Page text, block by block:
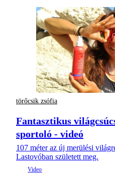
törőcsik zsófia
Fantasztikus
sportoló - videó
107 méter az új merülési
Lastovóban született meg.